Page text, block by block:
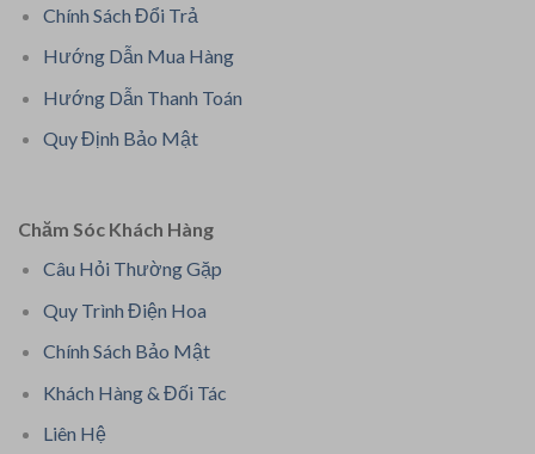
Chính Sách Đổi Trả
Hướng Dẫn Mua Hàng
Hướng Dẫn Thanh Toán
Quy Định Bảo Mật
Chăm Sóc Khách Hàng
Câu Hỏi Thường Gặp
Quy Trình Điện Hoa
Chính Sách Bảo Mật
Khách Hàng & Đối Tác
Liên Hệ